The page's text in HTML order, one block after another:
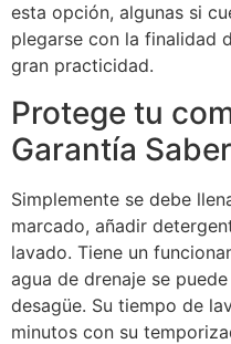
esta opción, algunas si
plegarse con la finalidad
gran practicidad.
Protege tu
Garantía
Simplemente se debe
marcado, añadir
lavado. Tiene un
agua de drenaje se
desagüe. Su tiempo de
minutos con su